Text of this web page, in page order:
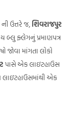
ની ઉત્તરે જ,શિવરાજપુર
બ્લુ ફ્લેગનું પ્રમાણપત્ર
માંગતા લોકો
પાસે એક લાઇટહાઉસ
એક